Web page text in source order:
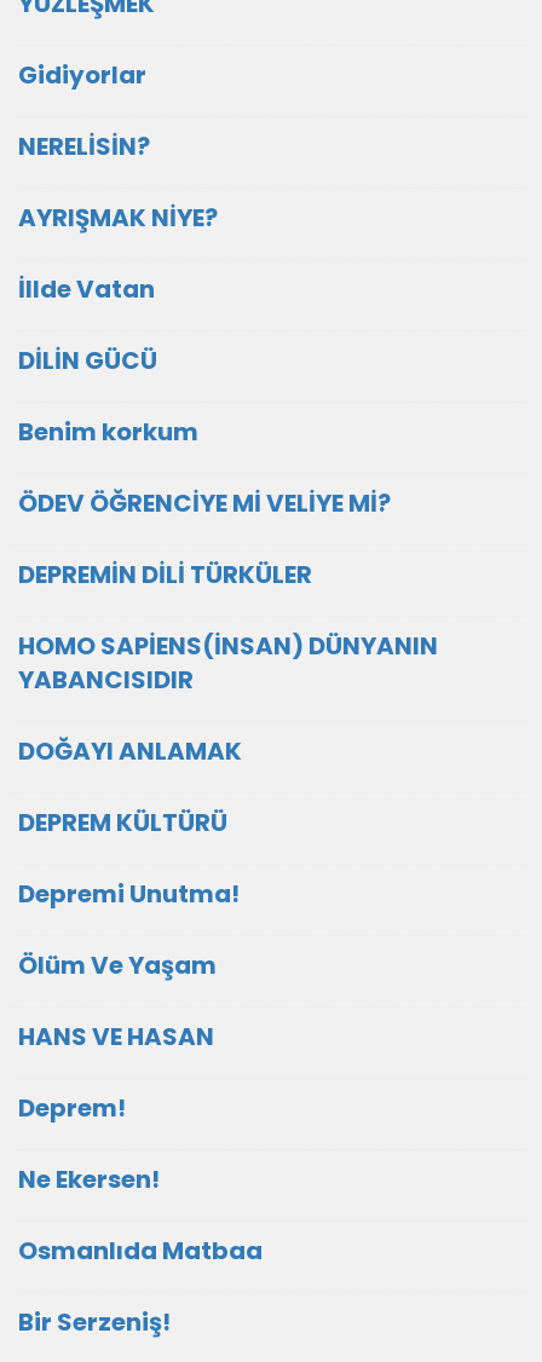
Gidiyorlar
NERELİSİN?
AYRIŞMAK NİYE?
İllde Vatan
DİLİN GÜCÜ
Benim korkum
ÖDEV ÖĞRENCİYE Mİ VELİYE Mİ?
DEPREMİN DİLİ TÜRKÜLER
HOMO SAPİENS(İNSAN) DÜNYANIN
YABANCISIDIR
DOĞAYI ANLAMAK
DEPREM KÜLTÜRÜ
Depremi Unutma!
Ölüm Ve Yaşam
HANS VE HASAN
Deprem!
Ne Ekersen!
Osmanlıda Matbaa
Bir Serzeniş!